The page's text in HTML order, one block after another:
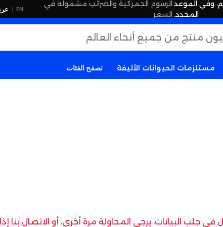
وفي الموعد
المحدد.
·
الرسوم الجمركية والضرائب مشمولة في
السعر
EN
|
مستلزمات الحيوانات الأليفة تصفح الفئات
جلب البيانات، يرجى المحاولة مرة أخرى، أو الاتصال بنا